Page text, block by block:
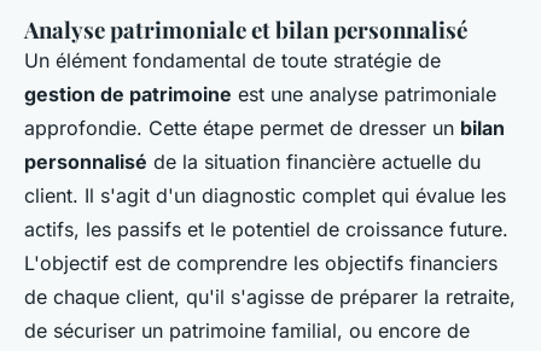
Analyse patrimoniale et bilan personnalisé
Un élément fondamental de toute stratégie de
gestion de patrimoine est une analyse patrimoniale
approfondie. Cette étape permet de dresser un bilan
personnalisé de la situation financière actuelle du
client. Il s'agit d'un diagnostic complet qui évalue les
actifs, les passifs et le potentiel de croissance future.
L'objectif est de comprendre les objectifs financiers
de chaque client, qu'il s'agisse de préparer la retraite,
de sécuriser un patrimoine familial, ou encore de